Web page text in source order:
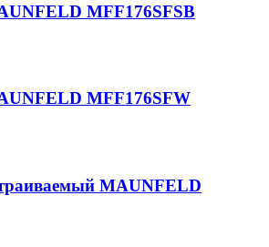
MFF176SFSB
MFF176SFW
MAUNFELD